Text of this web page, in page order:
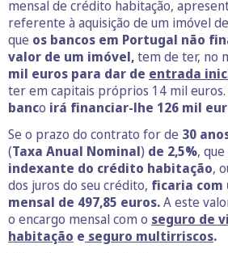
mensal de crédito habitação,
referente à aquisição de um imóvel de
que os bancos em Portugal não
valor de um imóvel,tem de ter, no
mil euros para dar de entrada
ter em capitais próprios 14 mil
banco irá financiar-lhe 126 mil
Se o prazo do contrato for de 30
(Taxa Anual Nominal) de 2,5%,
indexante do crédito habitação,
dos juros do seu crédito, ficaria com
mensal de 497,85 euros.A este
o encargo mensal com o seguro de
habitação e seguro multirriscos.